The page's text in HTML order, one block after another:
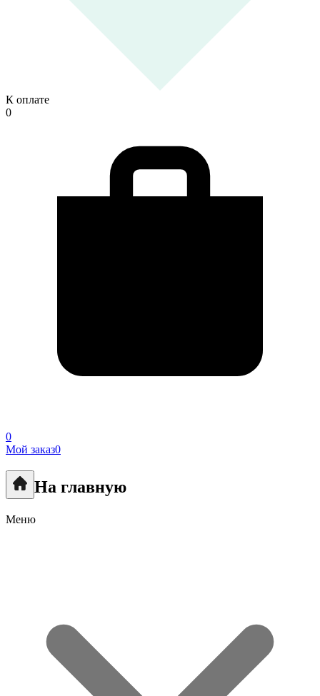
К оплате
0
0
Мой заказ0
На главную
Меню